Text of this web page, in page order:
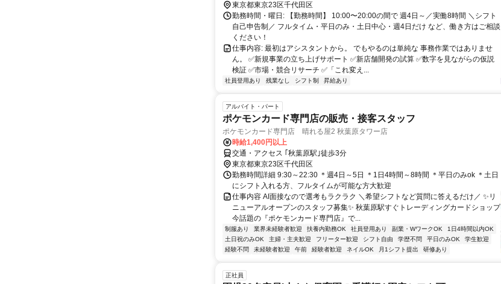
東京都東京23区千代田区
勤務時間・曜日: 【勤務時間】 10:00〜20:00の間で 週4日～／実働8時間 ＼シフト
自己申告制／ フルタイム・平日のみ・土日中心・週4日だけ など、働き方はご相談
ください！
仕事内容: 最初はアシスタントから。 でもやるのは単純な 事務作業ではありませ
ん。 ✅新規事業の立ち上げサポート ✅新店舗開発の試算 ✅数字を見ながらの仮説
検証 ✅市場・競合リサーチ ✅「これ変え...
社員登用あり 残業なし シフト制 昇給あり
アルバイト・パート
ポケモンカード専門店の販売・接客スタッフ
ポケモンカード専門店 晴れる屋2 秋葉原タワー店
時給1,400円以上
交通・アクセス ｢秋葉原駅｣徒歩3分
東京都東京23区千代田区
勤務時間詳細 9:30～22:30 ＊週4日～5日 ＊1日4時間～8時間 ＊平日のみok ＊土日
にシフト入れる方、フルタイムが可能な方大歓迎
仕事内容 AI面接なので選考もラクラク ＼希望シフトなど質問に答えるだけ／ ✨リ
ニューアルオープンのスタッフ募集✨ 秋葉原駅すぐトレーディングカードショップ
今話題の『ポケモンカード専門店』で...
制服あり 業界未経験者歓迎 扶養内勤務OK 社員登用あり 副業・WワークOK
1日4時間以内OK
土日祝のみOK
主婦・主夫歓迎 フリーター歓迎 シフト自由 学歴不問 平日のみOK
学生歓迎
経験不問
未経験者歓迎 午前 経験者歓迎 ネイルOK 月1シフト提出 研修あり
正社員